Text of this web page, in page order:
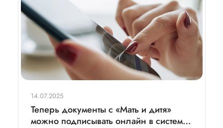
14.07.2025
Теперь документы с «Мать и дитя»
можно подписывать онлайн в системе